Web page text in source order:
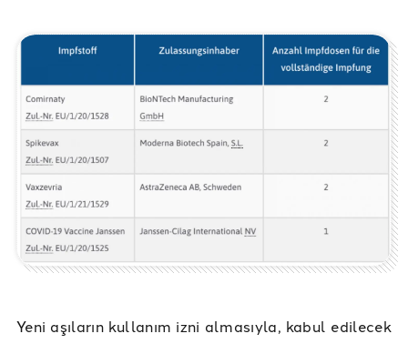
Yeni aşıların kullanım izni almasıyla, kabul edilecek